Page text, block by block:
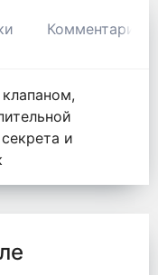
Комментарии
и